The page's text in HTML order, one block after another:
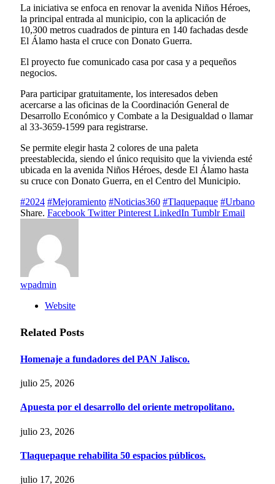
La iniciativa se enfoca en renovar la avenida Niños Héroes,
la principal entrada al municipio, con la aplicación de
10,300 metros cuadrados de pintura en 140 fachadas desde
El Álamo hasta el cruce con Donato Guerra.
El proyecto fue comunicado casa por casa y a pequeños
negocios.
Para participar gratuitamente, los interesados deben
acercarse a las oficinas de la Coordinación General de
Desarrollo Económico y Combate a la Desigualdad o llamar
al 33-3659-1599 para registrarse.
Se permite elegir hasta 2 colores de una paleta
preestablecida, siendo el único requisito que la vivienda esté
ubicada en la avenida Niños Héroes, desde El Álamo hasta
su cruce con Donato Guerra, en el Centro del Municipio.
#2024 #Mejoramiento #Noticias360 #Tlaquepaque #Urbano
Share. Facebook Twitter Pinterest LinkedIn Tumblr Email
wpadmin
Website
Related Posts
Homenaje a fundadores del PAN Jalisco.
julio 25, 2026
Apuesta por el desarrollo del oriente metropolitano.
julio 23, 2026
Tlaquepaque rehabilita 50 espacios públicos.
julio 17, 2026